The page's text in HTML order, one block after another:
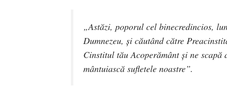
„Astăzi, poporul cel binecredincios,
Dumnezeu, şi căutând către
Cinstitul tău Acoperământ şi ne
mântuiască sufletele noastre”.